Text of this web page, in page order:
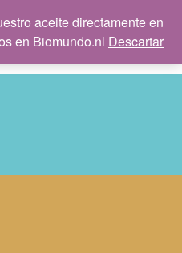
aceite directamente en
en Biomundo.nl Descartar